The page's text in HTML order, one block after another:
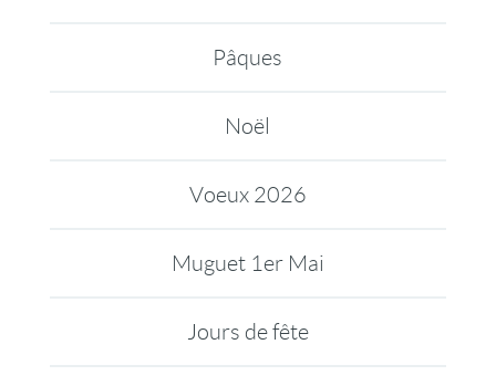
Pâques
Noël
Voeux 2026
Muguet 1er Mai
Jours de fête